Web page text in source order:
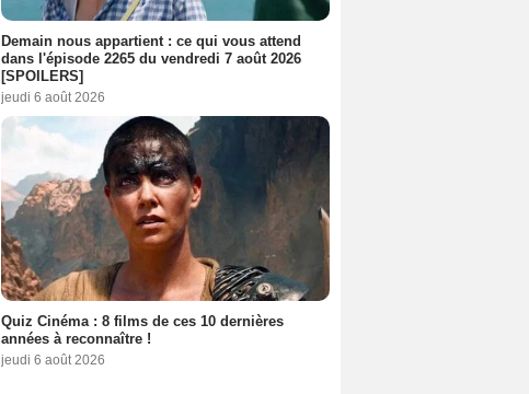
Demain nous appartient : ce qui vous attend
dans l'épisode 2265 du vendredi 7 août 2026
[SPOILERS]
jeudi 6 août 2026
Quiz Cinéma : 8 films de ces 10 dernières
années à reconnaître !
jeudi 6 août 2026